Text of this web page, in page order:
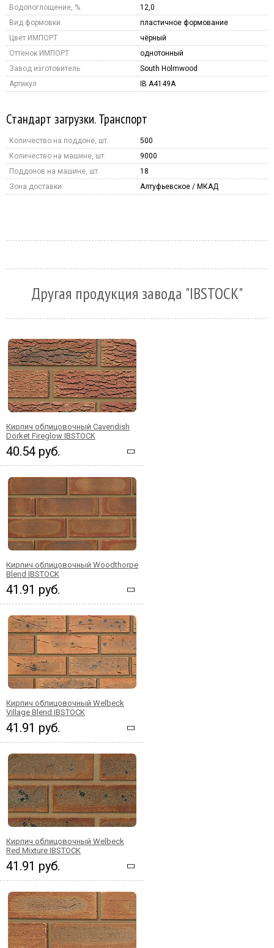
Водопоглощение, %
12,0
Вид формовки
пластичное формование
Цвет ИМПОРТ
чёрный
Оттенок ИМПОРТ
однотонный
Завод изготовитель
South Holmwood
Артикул
IB A4149A
Стандарт загрузки. Транспорт
Количество на поддоне, шт.
500
Количество на машине, шт.
9000
Поддонов на машине, шт.
18
Зона доставки:
Алтуфьевское / МКАД
Другая продукция завода "IBSTOCK"
Кирпич облицовочный Cavendish
Dorket Fireglow IBSTOCK
40.54 руб.
Кирпич облицовочный Woodthorpe
Blend IBSTOCK
41.91 руб.
Кирпич облицовочный Welbeck
Village Blend IBSTOCK
41.91 руб.
Кирпич облицовочный Welbeck
Red Mixture IBSTOCK
41.91 руб.